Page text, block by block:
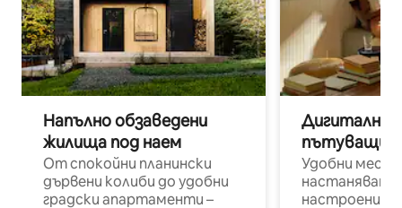
Напълно обзаведени
жилища под наем
От спокойни планински
дървени колиби до удобни
градски апартаменти –
Дигитални
пътуващи
Удобни
настаняване
настроени и